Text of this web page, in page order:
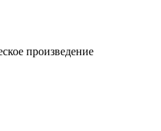
произведение